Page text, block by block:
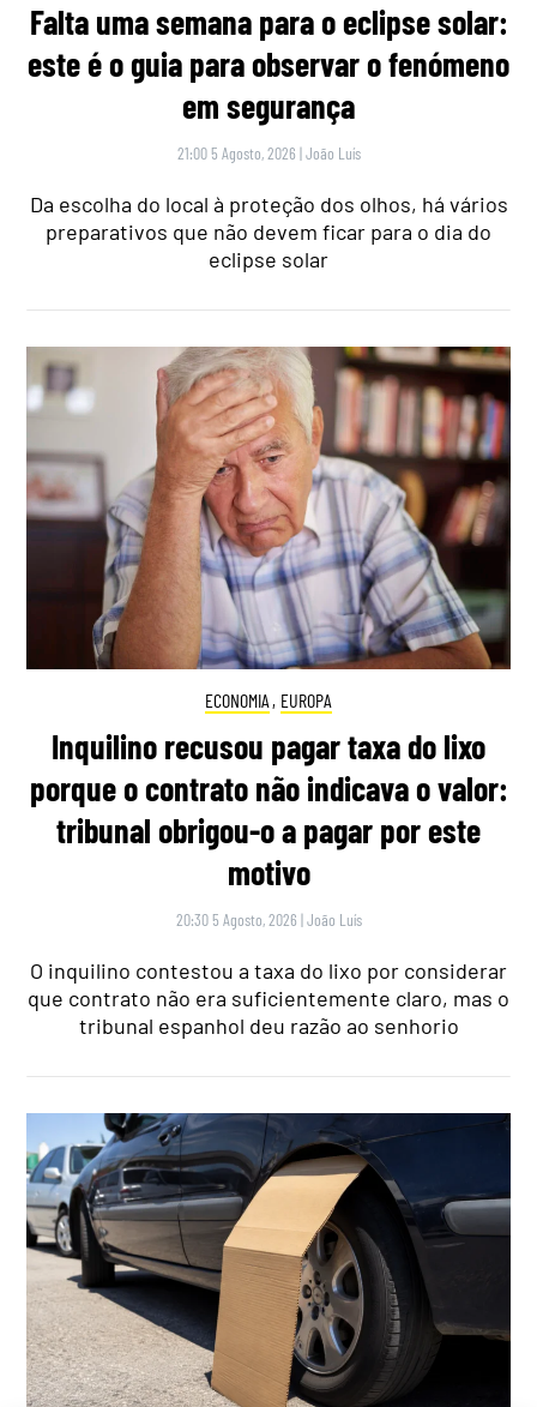
Falta uma semana para o eclipse solar:
este é o guia para observar o fenómeno
em segurança
21:00 5 Agosto, 2026 |João Luís
Da escolha do local à proteção dos olhos, há vários
preparativos que não devem ficar para o dia do
eclipse solar
ECONOMIA , EUROPA
Inquilino recusou pagar taxa do lixo
porque o contrato não indicava o valor:
tribunal obrigou-o a pagar por este
motivo
20:30 5 Agosto, 2026 |João Luís
O inquilino contestou a taxa do lixo por considerar
que contrato não era suficientemente claro, mas o
tribunal espanhol deu razão ao senhorio